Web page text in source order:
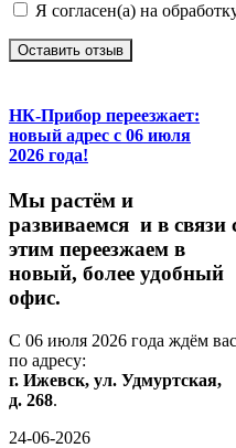
Я согласен(а) на
Оставить отзыв
НК-Прибор переезжает:
новый адрес с 06 июля
2026 года!
Мы растём и
развиваемся и в связи
этим переезжаем в
новый, более удобный
офис.
С 06 июля 2026 года ждём вас
по адресу:
г. Ижевск, ул. Удмуртская,
д. 268.
24-06-2026